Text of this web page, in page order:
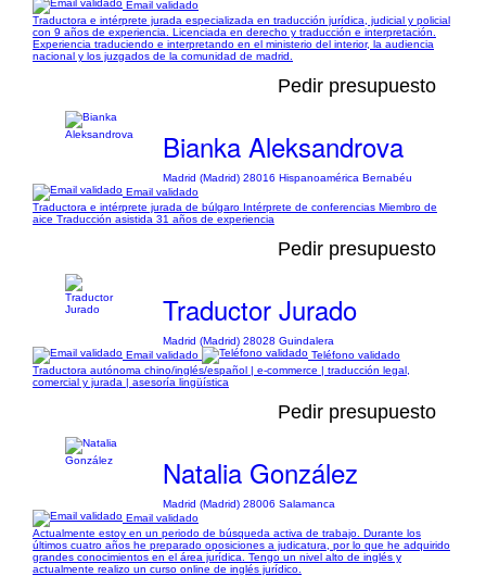
Email validado
Traductora e intérprete jurada especializada en traducción jurídica, judicial y policial
con 9 años de experiencia. Licenciada en derecho y traducción e interpretación.
Experiencia traduciendo e interpretando en el ministerio del interior, la audiencia
nacional y los juzgados de la comunidad de madrid.
Pedir presupuesto
Bianka Aleksandrova
Madrid (Madrid) 28016 Hispanoamérica Bernabéu
Email validado
Traductora e intérprete jurada de búlgaro Intérprete de conferencias Miembro de
aice Traducción asistida 31 años de experiencia
Pedir presupuesto
Traductor Jurado
Madrid (Madrid) 28028 Guindalera
Email validado
Teléfono validado
Traductora autónoma chino/inglés/español | e-commerce | traducción legal,
comercial y jurada | asesoría lingüística
Pedir presupuesto
Natalia González
Madrid (Madrid) 28006 Salamanca
Email validado
Actualmente estoy en un periodo de búsqueda activa de trabajo. Durante los
últimos cuatro años he preparado oposiciones a judicatura, por lo que he adquirido
grandes conocimientos en el área jurídica. Tengo un nivel alto de inglés y
actualmente realizo un curso online de inglés jurídico.